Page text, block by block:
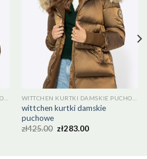
wittchen kurtki damskie
puchowe
zł425.00 zł283.00